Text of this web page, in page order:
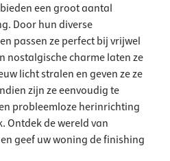
een groot aantal
Door hun diverse
passen ze perfect bij vrijwel
nostalgische charme laten ze
licht stralen en geven ze ze
zijn ze eenvoudig te
probleemloze herinrichting
Ontdek de wereld van
geef uw woning de finishing